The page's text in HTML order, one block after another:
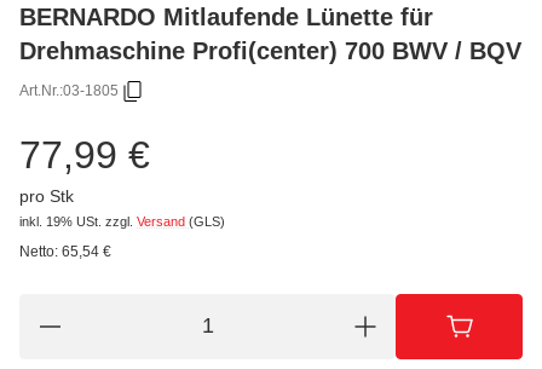
BERNARDO Mitlaufende Lünette für
Drehmaschine Profi(center) 700 BWV / BQV
Art.Nr.:03-1805
77,99 €
pro Stk
inkl. 19% USt. zzgl. Versand (GLS)
Netto: 65,54 €